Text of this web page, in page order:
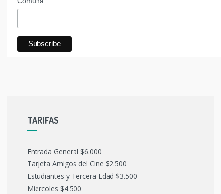
TARIFAS
Entrada General $6.000
Tarjeta Amigos del Cine $2.500
Estudiantes y Tercera Edad $3.500
Miércoles $4.500